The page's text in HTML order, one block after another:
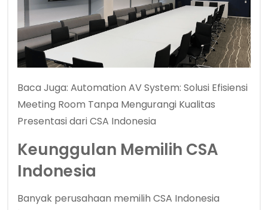
Baca Juga: Automation AV System: Solusi Efisiensi
Meeting Room Tanpa Mengurangi Kualitas
Presentasi dari CSA Indonesia
Keunggulan Memilih CSA
Indonesia
Banyak perusahaan memilih CSA Indonesia